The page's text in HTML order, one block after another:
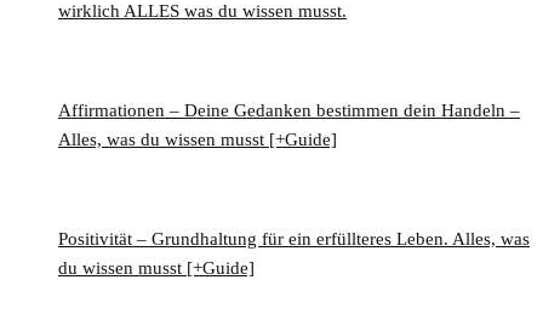
wirklich ALLES was du wissen musst.
Affirmationen – Deine Gedanken bestimmen dein Handeln –
Alles, was du wissen musst [+Guide]
Positivität – Grundhaltung für ein erfüllteres Leben. Alles, was
du wissen musst [+Guide]